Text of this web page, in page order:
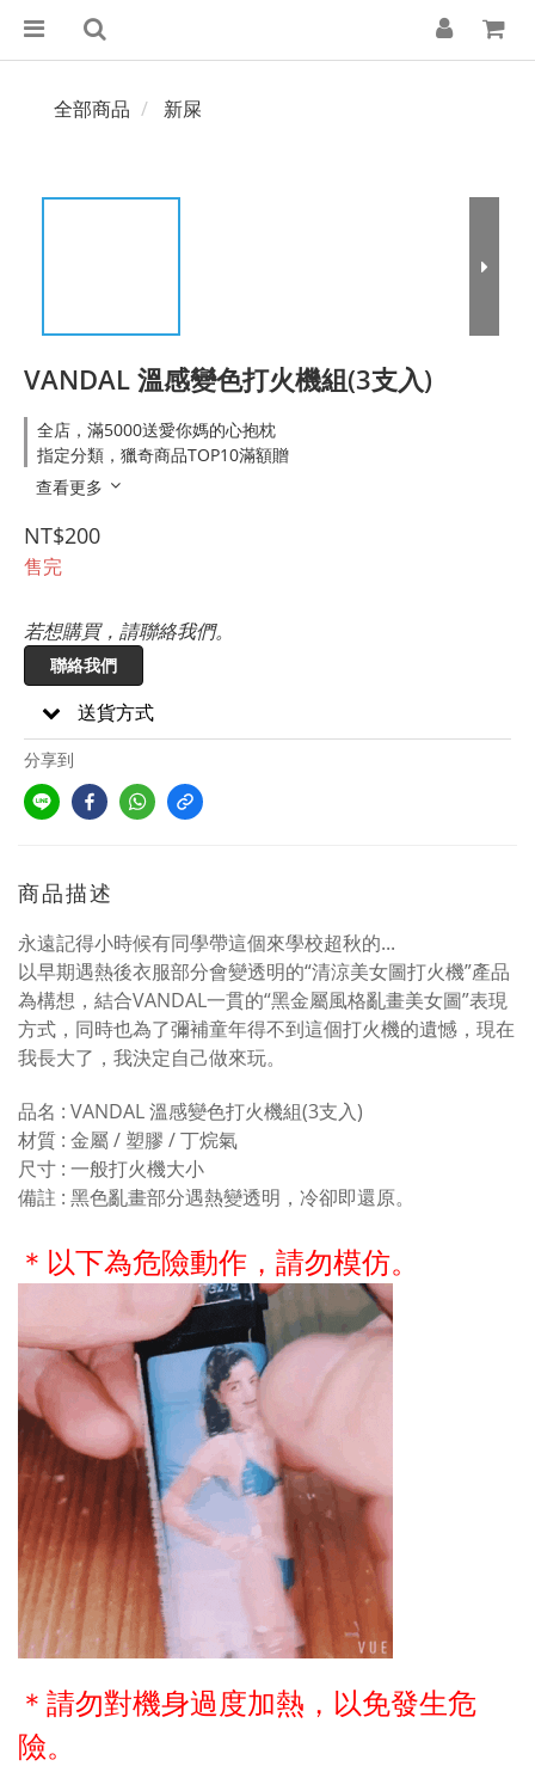
全部商品 新屎
VANDAL 溫感變色打火機組(3支入)
全店，滿5000送愛你媽的心抱枕
指定分類，獵奇商品TOP10滿額贈
查看更多
NT$200
售完
若想購買，請聯絡我們。
聯絡我們
送貨方式
分享到
商品描述
永遠記得小時候有同學帶這個來學校超秋的...
以早期遇熱後衣服部分會變透明的“清涼美女圖打火機”產品
為構想，結合VANDAL一貫的“黑金屬風格亂畫美女圖”表現
方式，同時也為了彌補童年得不到這個打火機的遺憾，現在
我長大了，我決定自己做來玩。
品名 : VANDAL 溫感變色打火機組(3支入)
材質 : 金屬 / 塑膠 / 丁烷氣
尺寸 : 一般打火機大小
備註 : 黑色亂畫部分遇熱變透明，冷卻即還原。
＊以下為危險動作，請勿模仿。
＊ 請勿對機身過度加熱，以免發生危
險。